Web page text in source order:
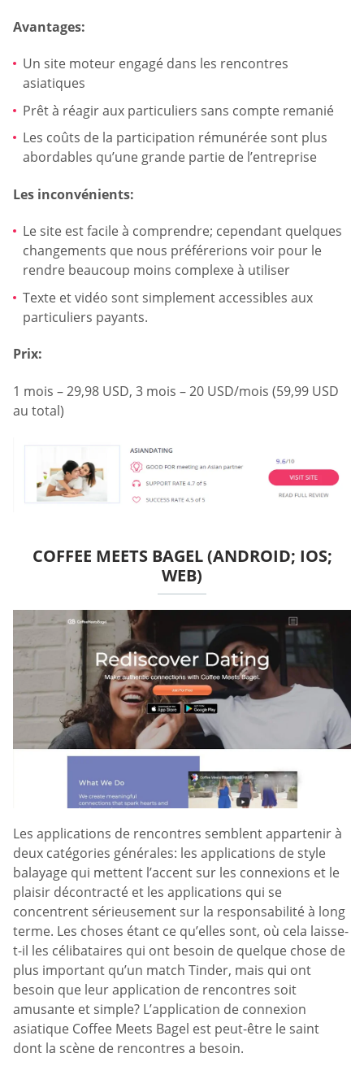
Avantages:
Un site moteur engagé dans les rencontres
asiatiques
Prêt à réagir aux particuliers sans compte remanié
Les coûts de la participation rémunérée sont plus
abordables qu’une grande partie de l’entreprise
Les inconvénients:
Le site est facile à comprendre; cependant quelques
changements que nous préférerions voir pour le
rendre beaucoup moins complexe à utiliser
Texte et vidéo sont simplement accessibles aux
particuliers payants.
Prix:
1 mois – 29,98 USD, 3 mois – 20 USD/mois (59,99 USD
au total)
COFFEE MEETS BAGEL (ANDROID; IOS;
WEB)
Les applications de rencontres semblent appartenir à
deux catégories générales: les applications de style
balayage qui mettent l’accent sur les connexions et le
plaisir décontracté et les applications qui se
concentrent sérieusement sur la responsabilité à long
terme. Les choses étant ce qu’elles sont, où cela laisse-
t-il les célibataires qui ont besoin de quelque chose de
plus important qu’un match Tinder, mais qui ont
besoin que leur application de rencontres soit
amusante et simple? L’application de connexion
asiatique Coffee Meets Bagel est peut-être le saint
dont la scène de rencontres a besoin.